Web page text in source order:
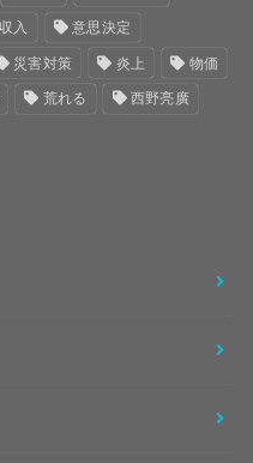
入 意思決定
災害対策 炎上 物価
荒れる 西野亮廣